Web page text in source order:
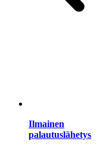
Ilmainen
palautuslähetys